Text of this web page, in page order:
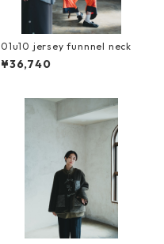
01u10 jersey funnnel neck
¥36,740